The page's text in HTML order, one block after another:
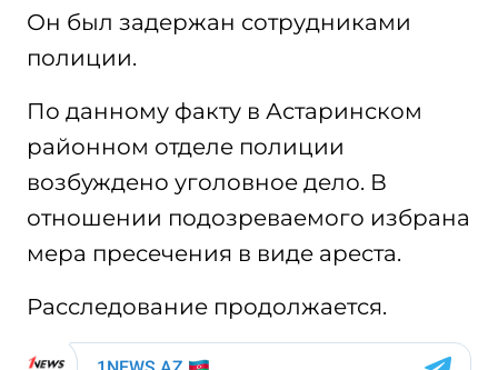
Он был задержан сотрудниками
полиции.
По данному факту в Астаринском
районном отделе полиции
возбуждено уголовное дело. В
отношении подозреваемого избрана
мера пресечения в виде ареста.
Расследование продолжается.